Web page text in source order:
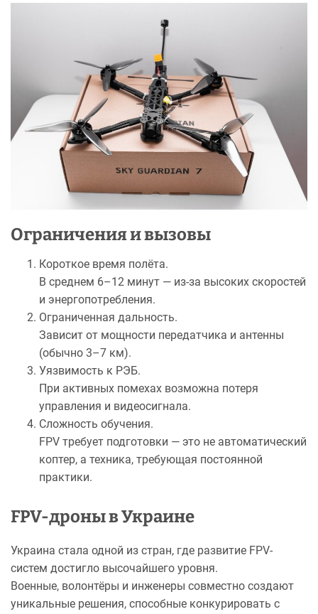
Ограничения и вызовы
Короткое время полёта.
В среднем 6–12 минут — из-за высоких скоростей
и энергопотребления.
Ограниченная дальность.
Зависит от мощности передатчика и антенны
(обычно 3–7 км).
Уязвимость к РЭБ.
При активных помехах возможна потеря
управления и видеосигнала.
Сложность обучения.
FPV требует подготовки — это не автоматический
коптер, а техника, требующая постоянной
практики.
FPV-дроны в Украине
Украина стала одной из стран, где развитие FPV-
систем достигло высочайшего уровня.
Военные, волонтёры и инженеры совместно создают
уникальные решения, способные конкурировать с